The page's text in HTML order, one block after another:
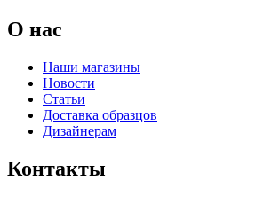
О нас
Наши магазины
Новости
Статьи
Доставка образцов
Дизайнерам
Контакты